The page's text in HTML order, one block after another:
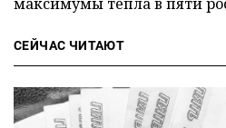
СЕЙЧАС ЧИТАЮТ